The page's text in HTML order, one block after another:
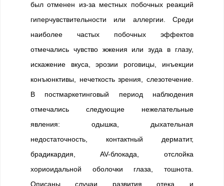
был отменен из-за местных побочных реакций
гиперчувствительности или аллергии. Среди
наиболее частых побочных эффектов
отмечались чувство жжения или зуда в глазу,
искажение вкуса, эрозии роговицы, инъекции
конъюнктивы, нечеткость зрения, слезотечение.
В постмаркетинговый период наблюдения
отмечались следующие нежелательные
явления: одышка, дыхательная
недостаточность, контактный дерматит,
брадикардия, AV-блокада, отслойка
хориоидальной оболочки глаза, тошнота.
Описаны случаи развития отека и